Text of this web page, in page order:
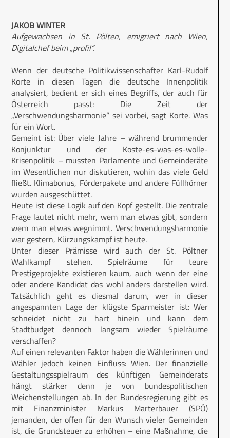
JAKOB WINTER
Aufgewachsen in St. Pölten, emigriert nach Wien,
Digitalchef beim „profil“.
Wenn der deutsche Politikwissenschafter Karl-Rudolf
Korte in diesen Tagen die deutsche Innenpolitik
analysiert, bedient er sich eines Begriffs, der auch für
Österreich passt: Die Zeit der
„Verschwendungsharmonie“ sei vorbei, sagt Korte. Was
für ein Wort.
Gemeint ist: Über viele Jahre – während brummender
Konjunktur und der Koste-es-was-es-wolle-
Krisenpolitik – mussten Parlamente und Gemeinderäte
im Wesentlichen nur diskutieren, wohin das viele Geld
fließt. Klimabonus, Förderpakete und andere Füllhörner
wurden ausgeschüttet.
Heute ist diese Logik auf den Kopf gestellt. Die zentrale
Frage lautet nicht mehr, wem man etwas gibt, sondern
wem man etwas wegnimmt. Verschwendungsharmonie
war gestern, Kürzungskampf ist heute.
Unter dieser Prämisse wird auch der St. Pöltner
Wahlkampf stehen. Spielräume für teure
Prestigeprojekte existieren kaum, auch wenn der eine
oder andere Kandidat das wohl anders darstellen wird.
Tatsächlich geht es diesmal darum, wer in dieser
angespannten Lage der klügste Sparmeister ist: Wer
schneidet nicht zu hart hinein und kann dem
Stadtbudget dennoch langsam wieder Spielräume
verschaffen?
Auf einen relevanten Faktor haben die Wählerinnen und
Wähler jedoch keinen Einfluss: Wien. Der finanzielle
Gestaltungsspielraum des künftigen Gemeinderats
hängt stärker denn je von bundespolitischen
Weichenstellungen ab. In der Bundesregierung gibt es
mit Finanzminister Markus Marterbauer (SPÖ)
jemanden, der offen für den Wunsch vieler Gemeinden
ist, die Grundsteuer zu erhöhen – eine Maßnahme, die